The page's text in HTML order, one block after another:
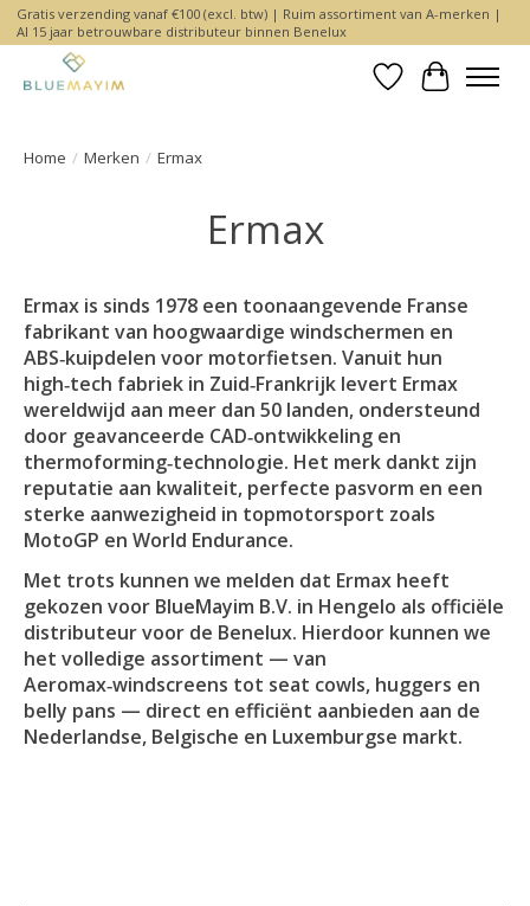
Gratis verzending vanaf €100 (excl. btw) | Ruim assortiment van A-merken |
Al 15 jaar betrouwbare distributeur binnen Benelux
Verlanglijst
Home / Merken / Ermax
Ermax
Ermax is sinds 1978 een toonaangevende Franse
fabrikant van hoogwaardige windschermen en
ABS‑kuipdelen voor motorfietsen. Vanuit hun
high‑tech fabriek in Zuid‑Frankrijk levert Ermax
wereldwijd aan meer dan 50 landen, ondersteund
door geavanceerde CAD‑ontwikkeling en
thermoforming‑technologie. Het merk dankt zijn
reputatie aan kwaliteit, perfecte pasvorm en een
sterke aanwezigheid in topmotorsport zoals
MotoGP en World Endurance.
Met trots kunnen we melden dat Ermax heeft
gekozen voor BlueMayim B.V. in Hengelo als officiële
distributeur voor de Benelux. Hierdoor kunnen we
het volledige assortiment — van
Aeromax‑windscreens tot seat cowls, huggers en
belly pans — direct en efficiënt aanbieden aan de
Nederlandse, Belgische en Luxemburgse markt.